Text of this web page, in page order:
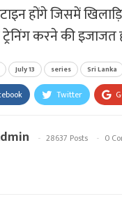
होंगे जिसमें
करने की इजाजत
July 13 series Sri Lanka
Twitter
28637 Posts 0